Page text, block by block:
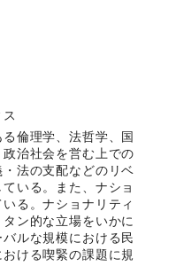
倫理学、法哲学、国
治社会を営む上での
法の支配などのリベ
いる。また、ナショ
る。ナショナリティ
ン的な立場をいかに
ルな規模における民
ける喫緊の課題に規